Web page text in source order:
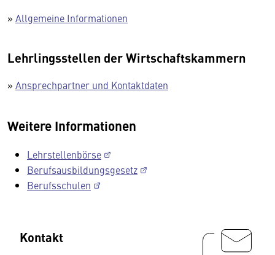
» Allgemeine Informationen
Lehrlingsstellen der Wirtschaftskammern
» Ansprechpartner und Kontaktdaten
Weitere Informationen
Lehrstellenbörse
Berufsausbildungsgesetz
Berufsschulen
Kontakt